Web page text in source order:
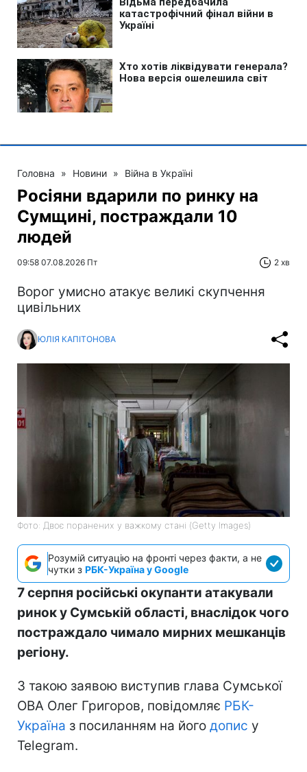
Головна » Новини » Війна в Україні
Росіяни вдарили по ринку на
Сумщині, постраждали 10
людей
09:58 07.08.2026 Пт 2 хв
Ворог умисно атакує великі скупчення
цивільних
ЮЛІЯ КАПІТОНОВА
Фото: Двоє поранених у важкому стані (Getty Images)
Розумій ситуацію на фронті через факти, а не
чутки з РБК-Україна у Google
7 серпня російські окупанти атакували
ринок у Сумській області, внаслідок чого
постраждало чимало мирних мешканців
регіону.
З такою заявою виступив глава Сумської
ОВА Олег Григоров, повідомляє РБК-
Україна з посиланням на його допис у
Telegram.